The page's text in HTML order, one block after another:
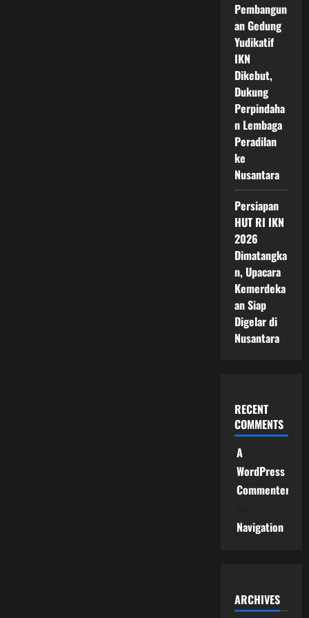
Pembangun
an Gedung
Yudikatif
IKN
Dikebut,
Dukung
Perpindaha
n Lembaga
Peradilan
ke
Nusantara
Persiapan
HUT RI IKN
2026
Dimatangka
n, Upacara
Kemerdeka
an Siap
Digelar di
Nusantara
RECENT
COMMENTS
A
WordPress
Commenter
Navigation
ARCHIVES